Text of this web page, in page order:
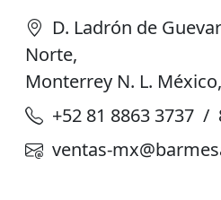
D. Ladrón de
Norte,
Monterrey N. L.
+52 81 8863 3737 /
ventas-